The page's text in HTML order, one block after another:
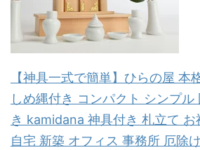
【神具一式で簡単】ひらの屋 本
しめ縄付き コンパクト シンプ
き kamidana 神具付き 札立て お
自宅 新築 オフィス 事務所 厄除